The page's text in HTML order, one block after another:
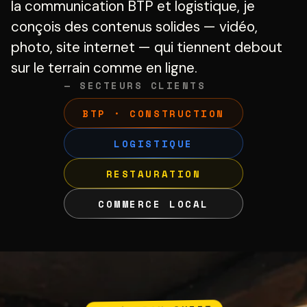
la communication BTP et logistique, je
conçois des contenus solides — vidéo,
photo, site internet — qui tiennent debout
sur le terrain comme en ligne.
— SECTEURS CLIENTS
BTP · CONSTRUCTION
LOGISTIQUE
RESTAURATION
COMMERCE LOCAL